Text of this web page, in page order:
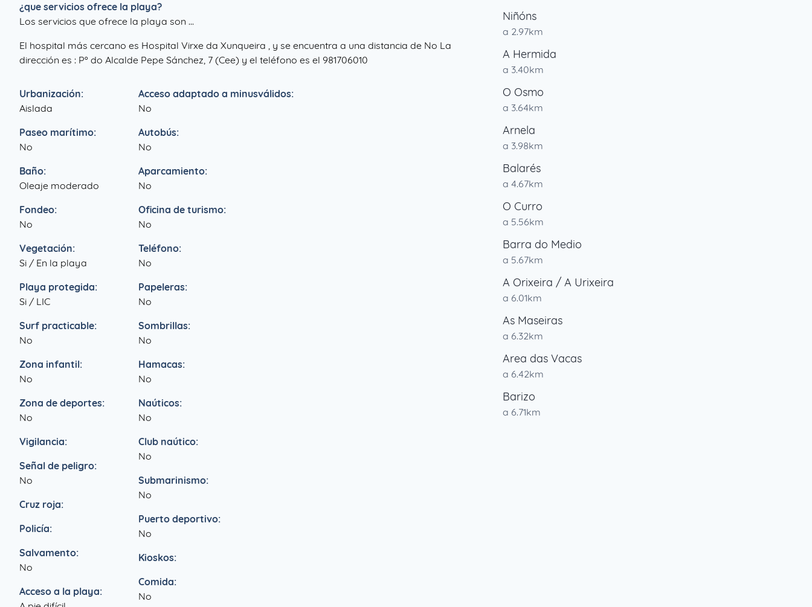
¿que servicios ofrece la playa?
Los servicios que ofrece la playa son ...
El hospital más cercano es Hospital Virxe da Xunqueira , y se encuentra a una distancia de No La
dirección es : Pº do Alcalde Pepe Sánchez, 7 (Cee) y el teléfono es el 981706010
Urbanización:
Aislada
Paseo marítimo:
No
Baño:
Oleaje moderado
Fondeo:
No
Vegetación:
Si / En la playa
Playa protegida:
Si / LIC
Surf practicable:
No
Zona infantil:
No
Zona de deportes:
No
Vigilancia:
Señal de peligro:
No
Cruz roja:
Policía:
Salvamento:
No
Acceso a la playa:
Acceso adaptado a minusválidos:
No
Autobús:
No
Aparcamiento:
No
Oficina de turismo:
No
Teléfono:
No
Papeleras:
No
Sombrillas:
No
Hamacas:
No
Naúticos:
No
Club naútico:
No
Submarinismo:
No
Puerto deportivo:
No
Kioskos:
Comida:
No
Niñóns
a 2.97km
A Hermida
a 3.40km
O Osmo
a 3.64km
Arnela
a 3.98km
Balarés
a 4.67km
O Curro
a 5.56km
Barra do Medio
a 5.67km
A Orixeira / A Urixeira
a 6.01km
As Maseiras
a 6.32km
Area das Vacas
a 6.42km
Barizo
a 6.71km